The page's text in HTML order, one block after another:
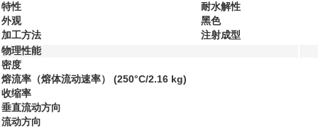
特性
耐水解性
外观
黑色
加工方法
注射成型
物理性能
密度
熔流率（熔体流动速率） (250°C/2.16 kg)
收缩率
垂直流动方向
流动方向